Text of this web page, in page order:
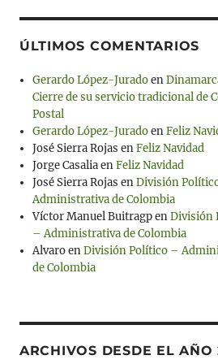
ÚLTIMOS COMENTARIOS
Gerardo López-Juradoen
Cierre de su servicio tradicional de
Postal
Gerardo López-JuradoenFeliz
José Sierra Rojas enFeliz Navidad
Jorge CasaliaenFeliz Navidad
José Sierra Rojas enDivisión
Administrativa de Colombia
Víctor Manuel BuitragpenDivisión
– Administrativa de Colombia
AlvaroenDivisión Político –
de Colombia
ARCHIVOS DESDE EL